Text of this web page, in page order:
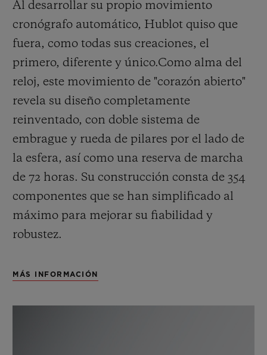
Al desarrollar su propio movimiento
cronógrafo automático, Hublot quiso que
fuera, como todas sus creaciones, el
primero, diferente y único.Como alma del
reloj, este movimiento de "corazón abierto"
revela su diseño completamente
reinventado, con doble sistema de
embrague y rueda de pilares por el lado de
la esfera, así como una reserva de marcha
de 72 horas. Su construcción consta de 354
componentes que se han simplificado al
máximo para mejorar su fiabilidad y
robustez.
MÁS INFORMACIÓN